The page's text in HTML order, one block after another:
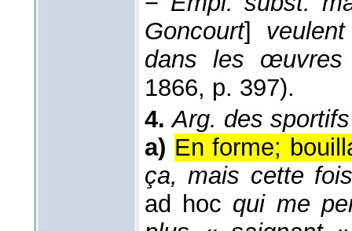
Goncourt]
dans les
1866, p. 397).
4. Arg. des sportifs
a) En forme;
ça, mais cette
ad hoc qui me